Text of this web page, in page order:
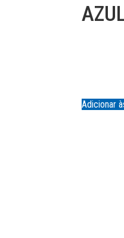
Adicionar